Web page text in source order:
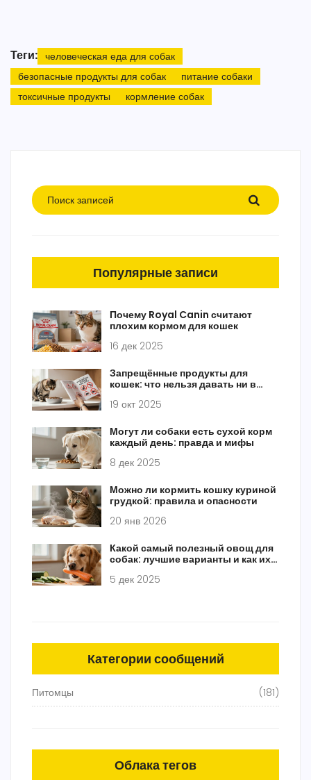
Теги: человеческая еда для собак
безопасные продукты для собак
питание собаки
токсичные продукты
кормление собак
Популярные записи
Почему Royal Canin считают
плохим кормом для кошек
16 дек 2025
Запрещённые продукты для
кошек: что нельзя давать ни в
19 окт 2025
Могут ли собаки есть сухой корм
каждый день: правда и мифы
8 дек 2025
Можно ли кормить кошку куриной
грудкой: правила и опасности
20 янв 2026
Какой самый полезный овощ для
собак: лучшие варианты и как их
5 дек 2025
Категории сообщений
Питомцы (181)
Облака тегов